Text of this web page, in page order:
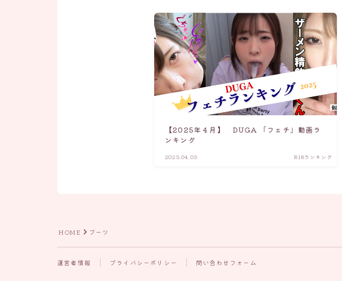
【2025年４月】 DUGA 「フェチ」動画ラ
ンキング
2025.04.05 R18ランキング
HOME ブーツ
運営者情報 プライバシーポリシー 問い合わせフォーム